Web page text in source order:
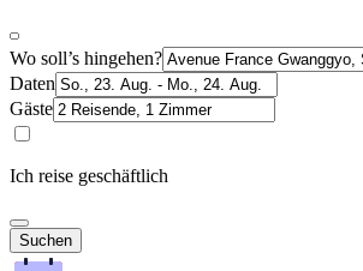
Wo soll’s hingehen?
Daten
Gäste
Ich reise geschäftlich
Suchen